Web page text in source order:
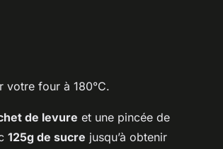
votre four à 180°C.
de levure et une pincée de
125g de sucre jusqu’à obtenir